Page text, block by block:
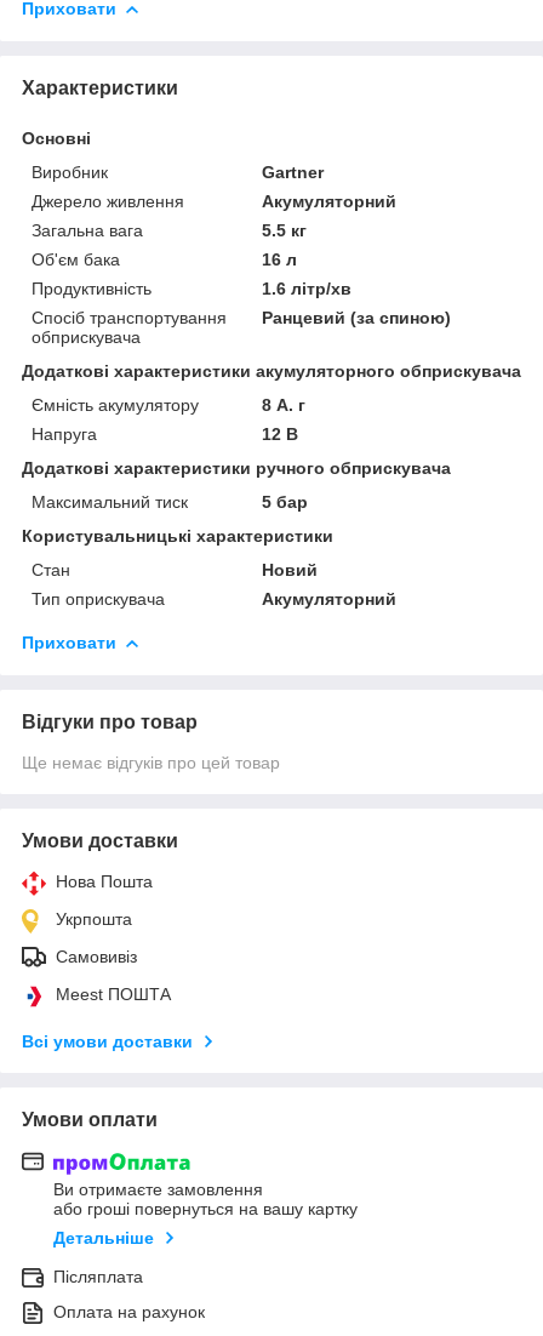
Приховати
Характеристики
Основні
Виробник
Gartner
Джерело живлення
Акумуляторний
Загальна вага
5.5 кг
Об'єм бака
16 л
Продуктивність
1.6 літр/хв
Спосіб транспортування
обприскувача
Ранцевий (за спиною)
Додаткові характеристики акумуляторного обприскувача
Ємність акумулятору
8 А. г
Напруга
12 В
Додаткові характеристики ручного обприскувача
Максимальний тиск
5 бар
Користувальницькі характеристики
Стан
Новий
Тип оприскувача
Акумуляторний
Приховати
Відгуки про товар
Ще немає відгуків про цей товар
Умови доставки
Нова Пошта
Укрпошта
Самовивіз
Meest ПОШТА
Всі умови доставки
Умови оплати
Ви отримаєте замовлення
або гроші повернуться на вашу картку
Детальніше
Післяплата
Оплата на рахунок